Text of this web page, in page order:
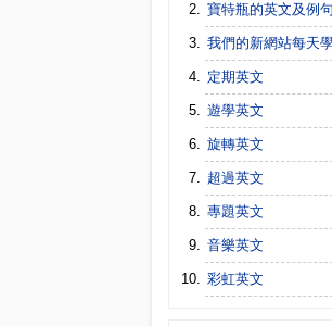
寶特瓶的英文及例句
我們的新網站每天
定期英文
遊學英文
旋轉英文
超過英文
專題英文
音樂英文
彩虹英文